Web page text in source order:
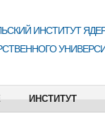
ИНСТИТУТ
ИНСТИТУТ